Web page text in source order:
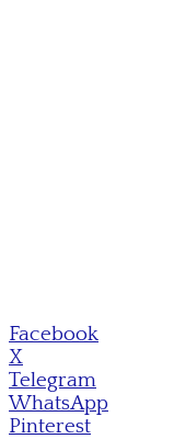
Facebook
X
Telegram
WhatsApp
Pinterest